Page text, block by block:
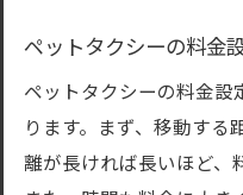
ペットタクシーの料金
ペットタクシーの料金設
ります。まず、移動する
離が長ければ長いほど、